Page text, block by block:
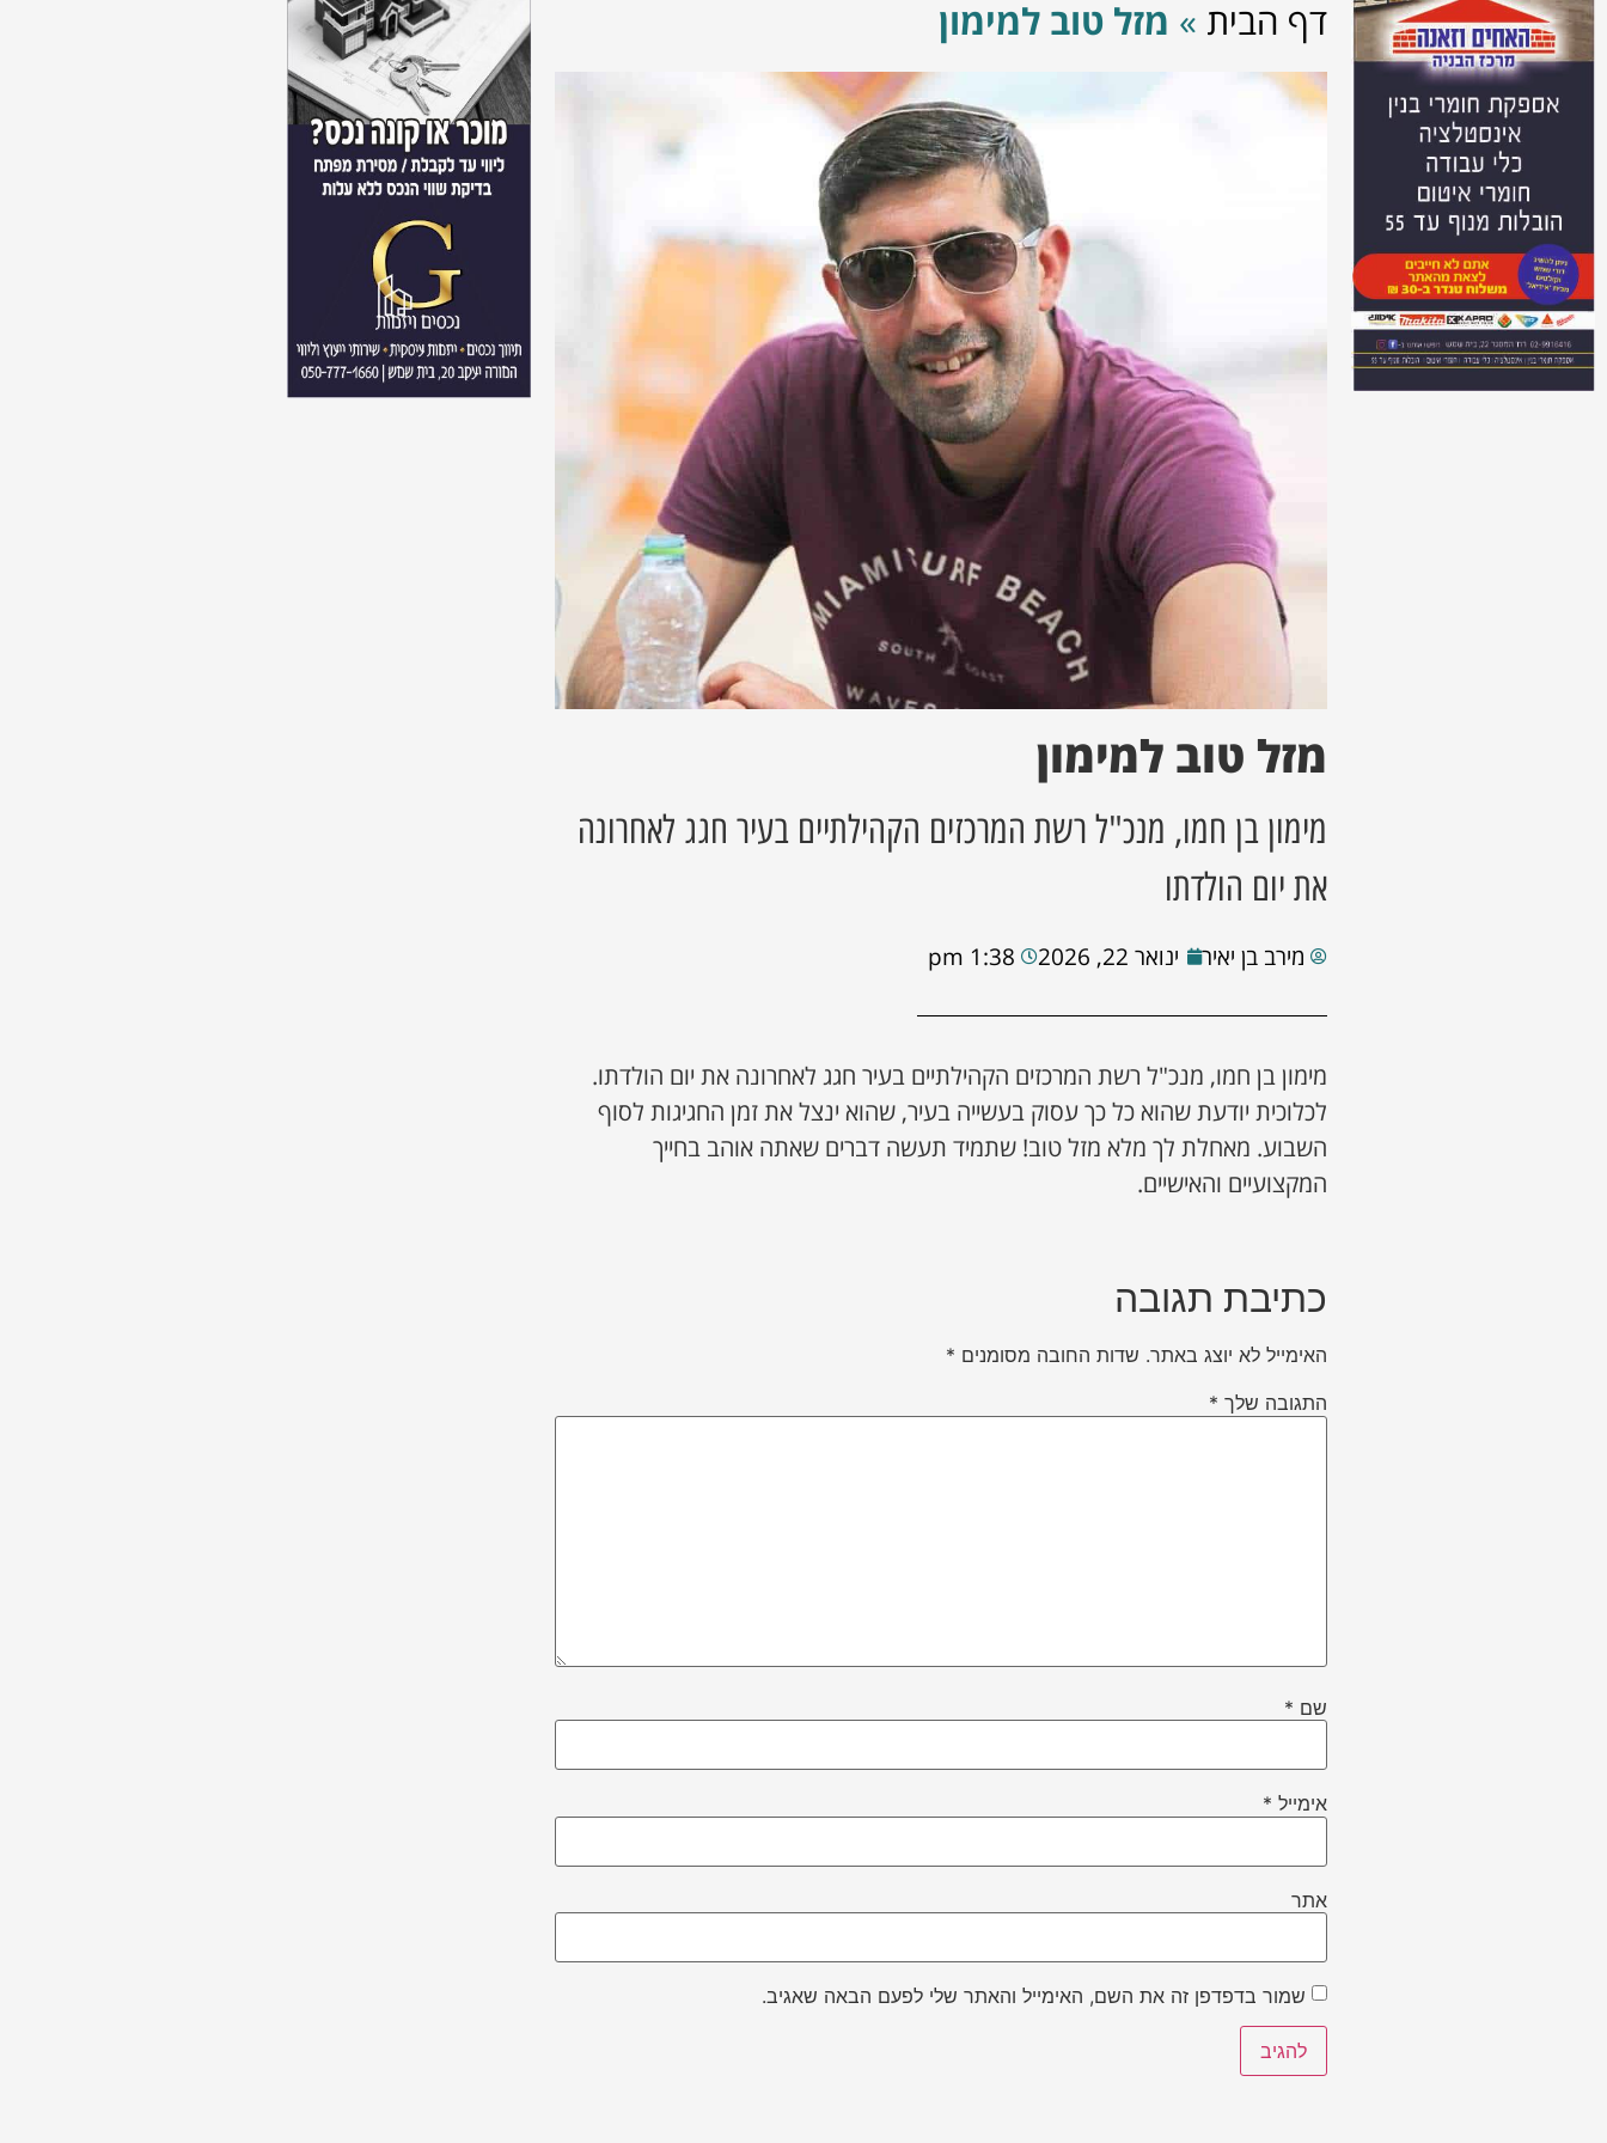
דף הבית » מזל טוב למימון
מזל טוב למימון
מימון בן חמו, מנכ"ל רשת המרכזים הקהילתיים בעיר חגג לאחרונה
את יום הולדתו
מירב בן יאיר ינואר 22, 2026 1:38 pm
מימון בן חמו, מנכ"ל רשת המרכזים הקהילתיים בעיר חגג לאחרונה את יום הולדתו.
לכלוכית יודעת שהוא כל כך עסוק בעשייה בעיר, שהוא ינצל את זמן החגיגות לסוף
השבוע. מאחלת לך מלא מזל טוב! שתמיד תעשה דברים שאתה אוהב בחייך
המקצועיים והאישיים.
כתיבת תגובה
האימייל לא יוצג באתר. שדות החובה מסומנים *
התגובה שלך *
שם *
אימייל *
אתר
שמור בדפדפן זה את השם, האימייל והאתר שלי לפעם הבאה שאגיב.